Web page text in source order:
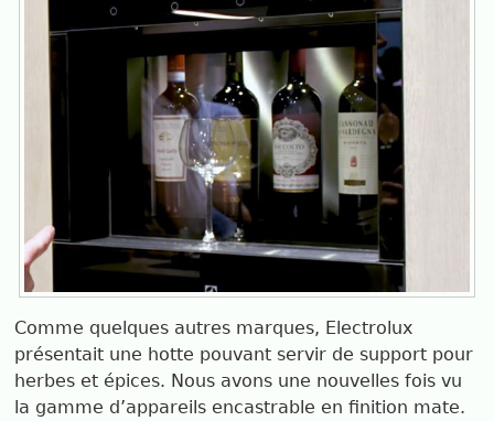
Comme quelques autres marques, Electrolux
présentait une hotte pouvant servir de support pour
herbes et épices. Nous avons une nouvelles fois vu
la gamme d’appareils encastrable en finition mate.